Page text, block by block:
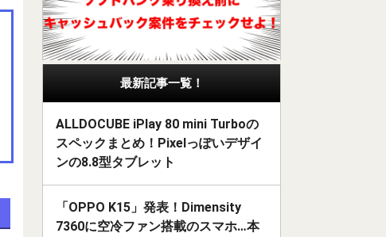
最新記事一覧！
ALLDOCUBE iPlay 80 mini Turboの
スペックまとめ！Pixelっぽいデザイ
ンの8.8型タブレット
「OPPO K15」発表！Dimensity
7360に空冷ファン搭載のスマホ…本